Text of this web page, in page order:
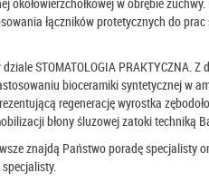
łączników protetycznych do prac
STOMATOLOGIA PRAKTYCZNA. Z
bioceramiki syntetycznej w
regenerację wyrostka
błony śluzowej zatoki techniką
znajdą Państwo poradę specjalisty